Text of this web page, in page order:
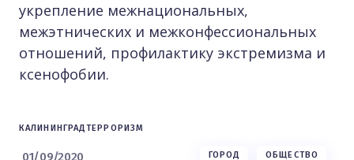
укрепление межнациональных,
межэтнических и межконфессиональных
отношений, профилактику экстремизма и
ксенофобии.
КАЛИНИНГРАДТЕРРОРИЗМ
01/09/2020 ГОРОД ОБЩЕСТВО